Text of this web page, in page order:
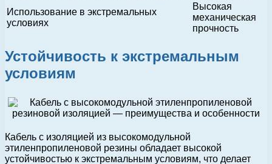
Использование в экстремальных
условиях
Высокая
механическая
прочность
Устойчивость к экстремальным
условиям
Кабель с изоляцией из высокомодульной
этиленпропиленовой резины обладает высокой
устойчивостью к экстремальным условиям, что делает